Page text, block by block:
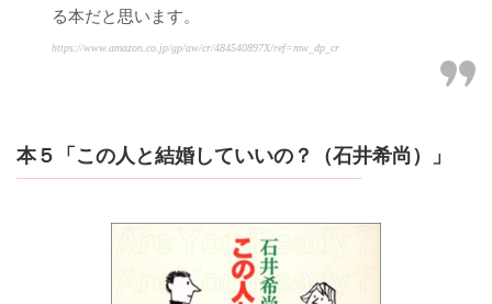
る本だと思います。
https://www.amazon.co.jp/gp/aw/cr/484540897X/ref=mw_dp_cr
本５「この人と結婚していいの？（石井希尚）」